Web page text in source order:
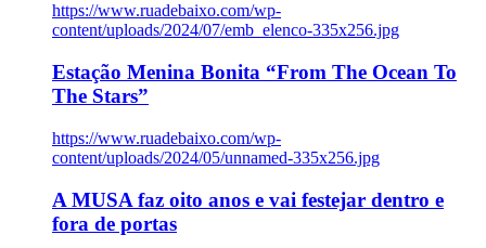
https://www.ruadebaixo.com/wp-
content/uploads/2024/07/emb_elenco-335x256.jpg
Estação Menina Bonita “From The Ocean To
The Stars”
https://www.ruadebaixo.com/wp-
content/uploads/2024/05/unnamed-335x256.jpg
A MUSA faz oito anos e vai festejar dentro e
fora de portas